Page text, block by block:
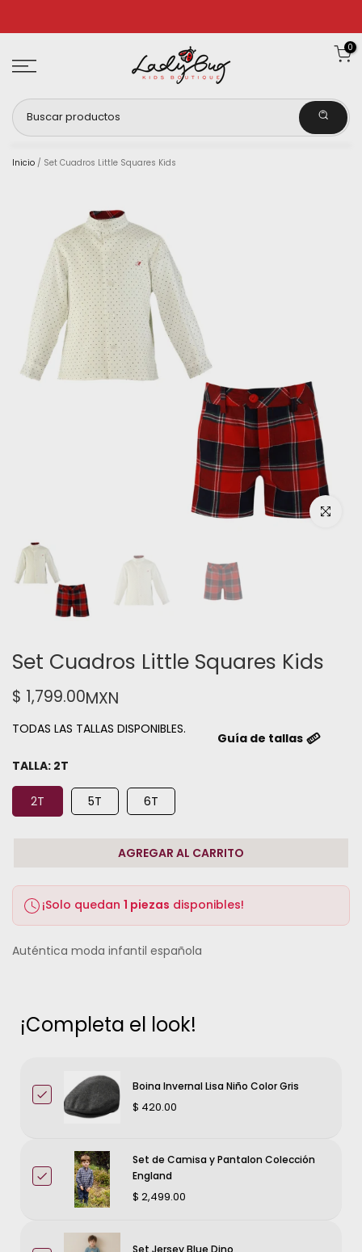
al
0
Inicio / Set Cuadros Little Squares Kids
Haz clic
Set Cuadros Little Squares Kids
$ 1,799.00MXN
TODAS LAS TALLAS DISPONIBLES.
Guía de tallas
TALLA: 2T
2T 5T 6T
AGREGAR AL CARRITO
¡Solo quedan 1 piezas disponibles!
Auténtica moda infantil española
¡Completa el look!
Boina Invernal Lisa Niño Color Gris
$ 420.00
Set de Camisa y Pantalon Colección
England
$ 2,499.00